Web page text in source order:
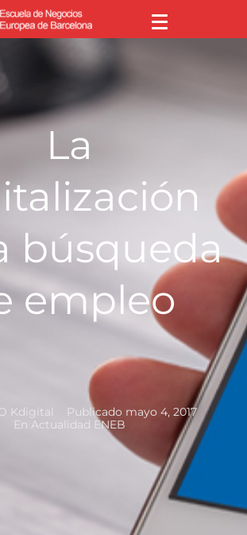
La
búsqueda
empleo
Kdigital Publicado mayo 4, 2017
En Actualidad ENEB